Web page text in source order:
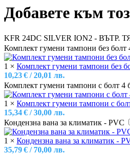
Добавете към
KFR 24DC SILVER ION2 - ВЪТР.
Комплект гумени тампони без болт
1 × Комплект гумени тампони без
10,23€ / 20,01 лв.
Комплект гумени тампони с болт 4
1 × Комплект гумени тампони с
15,34€ / 30,00 лв.
Кондензна вана за климатик - PVC
1 × Кондензна вана за климатик -
35,79€ / 70,00 лв.